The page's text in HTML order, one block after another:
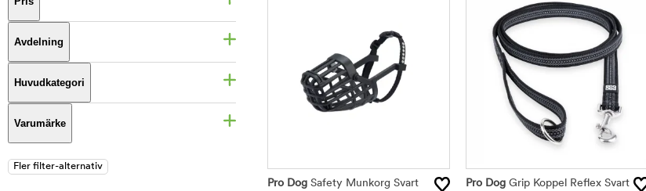
Avdelning
Huvudkategori
Varumärke
Pro Dog Safety Munkorg Svart Pro Dog Grip Koppel Reflex Svart